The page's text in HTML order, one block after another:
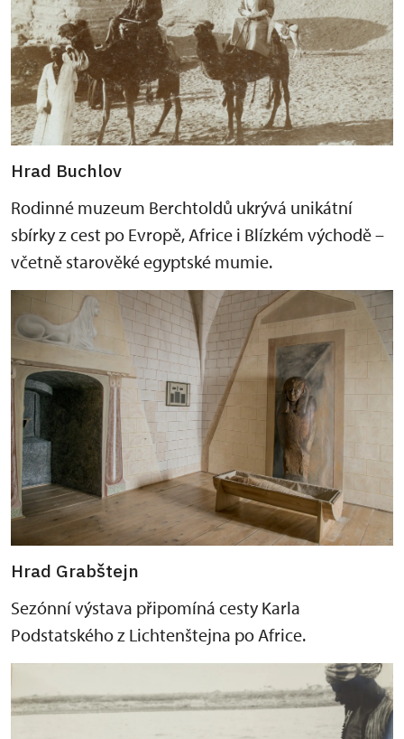
Hrad Buchlov
Rodinné muzeum Berchtoldů ukrývá unikátní
sbírky z cest po Evropě, Africe i Blízkém východě –
včetně starověké egyptské mumie.
Hrad Grabštejn
Sezónní výstava připomíná cesty Karla
Podstatského z Lichtenštejna po Africe.